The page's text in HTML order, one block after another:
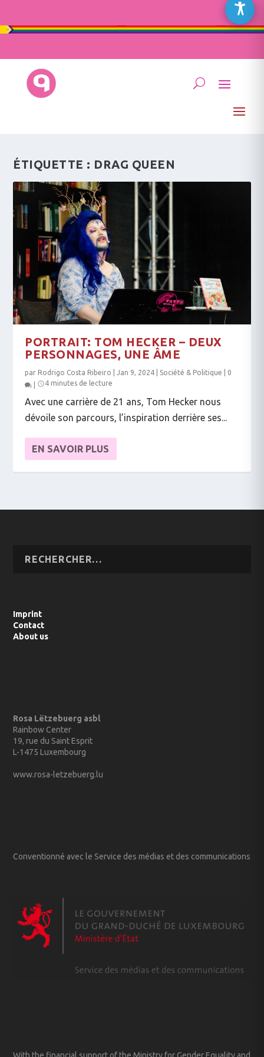
ÉTIQUETTE : DRAG QUEEN
PORTRAIT: TOM HECKER – DEUX
PERSONNAGES, UNE ÂME
par Rodrigo Costa Ribeiro |Jan 9, 2024 Société & Politique
0
4 minutes de lecture
Avec une carrière de 21 ans, Tom Hecker nous
dévoile son parcours, l’inspiration derrière ses...
EN SAVOIR PLUS
Imprint
Contact
About us
Rosa Lëtzebuerg asbl
Rainbow Center
19, rue du Saint Esprit
L-1475 Luxembourg
www.rosa-letzebuerg.lu
Conventionné avec le Service des médias et des communications